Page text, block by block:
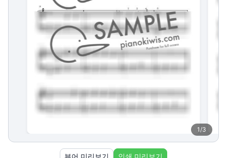
1/3
뷰어 미리보기 인쇄 미리보기